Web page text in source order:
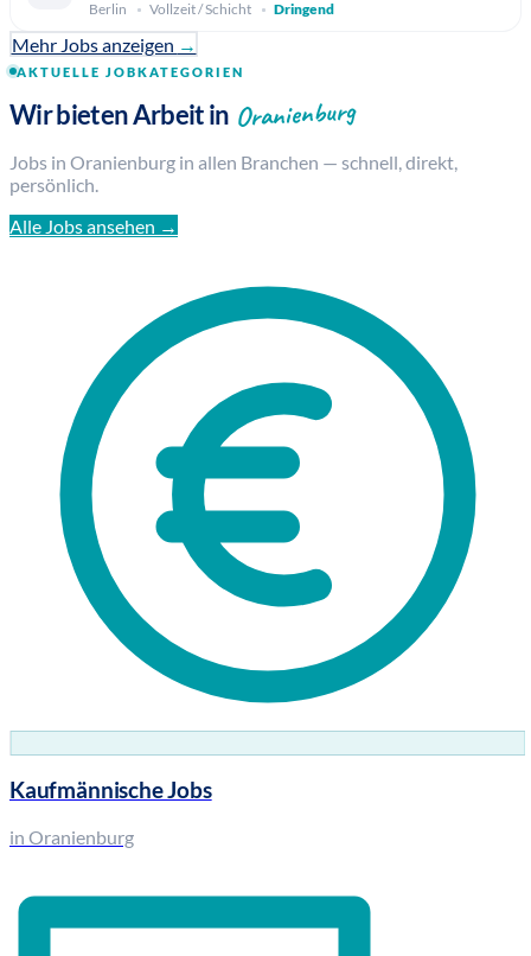
Berlin Vollzeit / Schicht Dringend
Mehr Jobs anzeigen →
AKTUELLE JOBKATEGORIEN
Wir bieten Arbeit in Oranienburg
Jobs in Oranienburg in allen Branchen — schnell, direkt,
persönlich.
Alle Jobs ansehen →
Kaufmännische Jobs
in Oranienburg